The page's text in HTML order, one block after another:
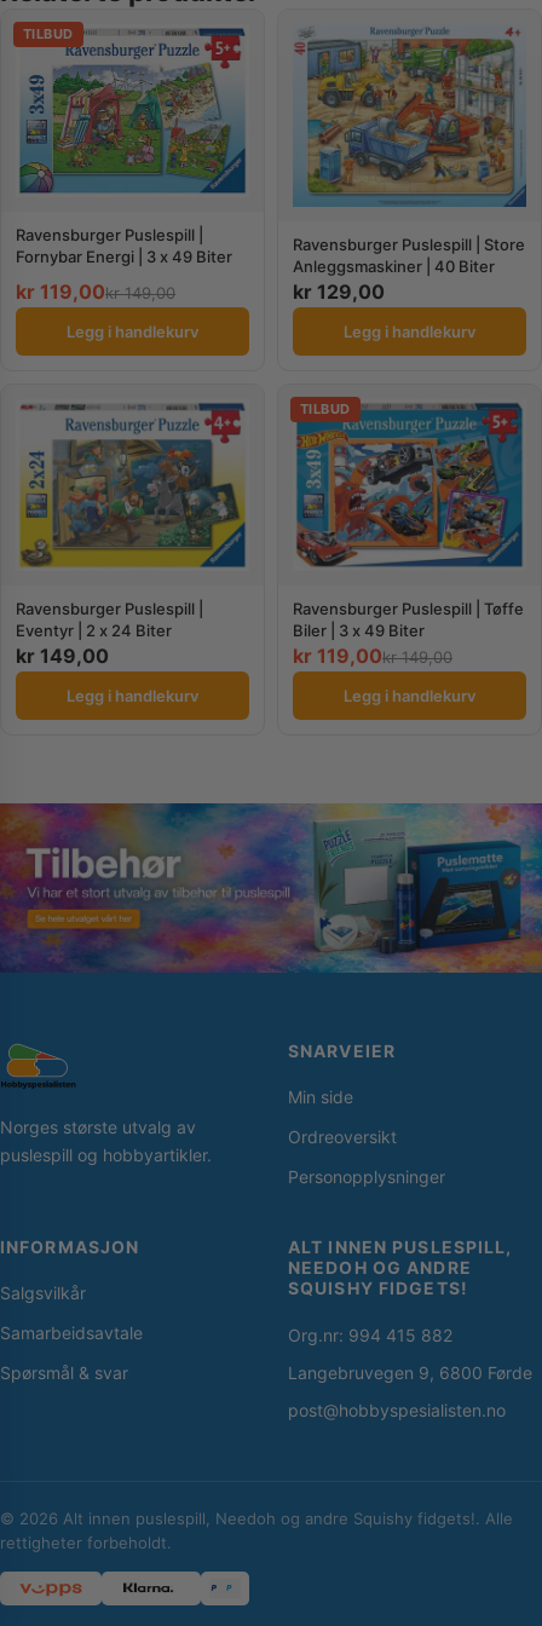
TILBUD
Ravensburger Puslespill |
Fornybar Energi | 3 x 49 Biter
kr 119,00kr149,00
Legg i handlekurv
Ravensburger Puslespill | Store
Anleggsmaskiner | 40 Biter
kr 129,00
Legg i handlekurv
Ravensburger Puslespill |
Eventyr | 2 x 24 Biter
kr 149,00
Legg i handlekurv
TILBUD
Ravensburger Puslespill | Tøffe
Biler | 3 x 49 Biter
kr 119,00kr149,00
Legg i handlekurv
Norges største utvalg av
puslespill og hobbyartikler.
SNARVEIER
Min side
Ordreoversikt
Personopplysninger
INFORMASJON
Salgsvilkår
Samarbeidsavtale
Spørsmål & svar
ALT INNEN PUSLESPILL,
NEEDOH OG ANDRE
SQUISHY FIDGETS!
Org.nr: 994 415 882
Langebruvegen 9, 6800 Førde
post@hobbyspesialisten.no
© 2026 Alt innen puslespill, Needoh og andre Squishy fidgets!. Alle
rettigheter forbeholdt.